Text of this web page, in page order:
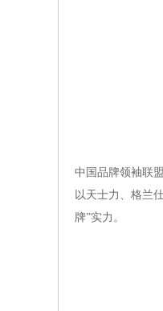
中国品牌领袖联
以天士力、格兰
牌”实力。